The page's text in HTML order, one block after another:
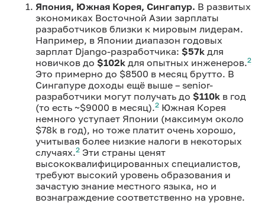
Япония, Южная Корея, Сингапур. В развитых
экономиках Восточной Азии зарплаты
разработчиков близки к мировым лидерам.
Например, в Японии диапазон годовых
зарплат Django-разработчика: $57k для
новичков до $102k для опытных инженеров.2
Это примерно до $8500 в месяц брутто. В
Сингапуре доходы ещё выше – senior-
разработчики могут получать до $110k в год
(то есть ~$9000 в месяц).2 Южная Корея
немного уступает Японии (максимум около
$78k в год), но тоже платит очень хорошо,
учитывая более низкие налоги в некоторых
случаях.2 Эти страны ценят
высококвалифицированных специалистов,
требуют высокий уровень образования и
зачастую знание местного языка, но и
вознаграждение соответственно на уровне.